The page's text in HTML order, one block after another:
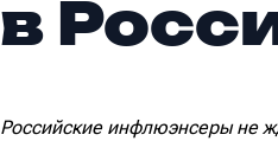
в
Российские инфлюэнсеры не